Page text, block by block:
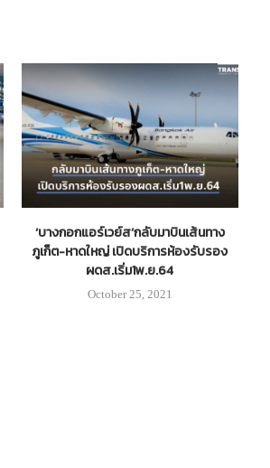
‘บางกอกแอร์เวย์ส’กลับมาบินเส้นทาง
ภูเก็ต-หาดใหญ่ เปิดบริการห้องรับรอง
ผดส.เริ่ม1พ.ย.64
October 25, 2021